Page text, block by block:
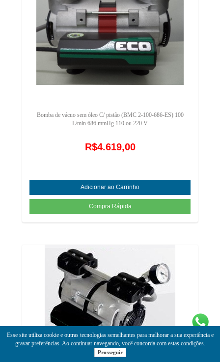
Esse site utiliza cookie e outras tecnologias semelhantes para melhorar a sua experiência e
gravar preferências. Ao continuar navegando, você concorda com estas condições.
Prosseguir
Bomba de vácuo sem óleo C/ pistão (BMC 2-100-686-ES) 100
L/min 686 mmHg 110 ou 220 V
R$4.619,00